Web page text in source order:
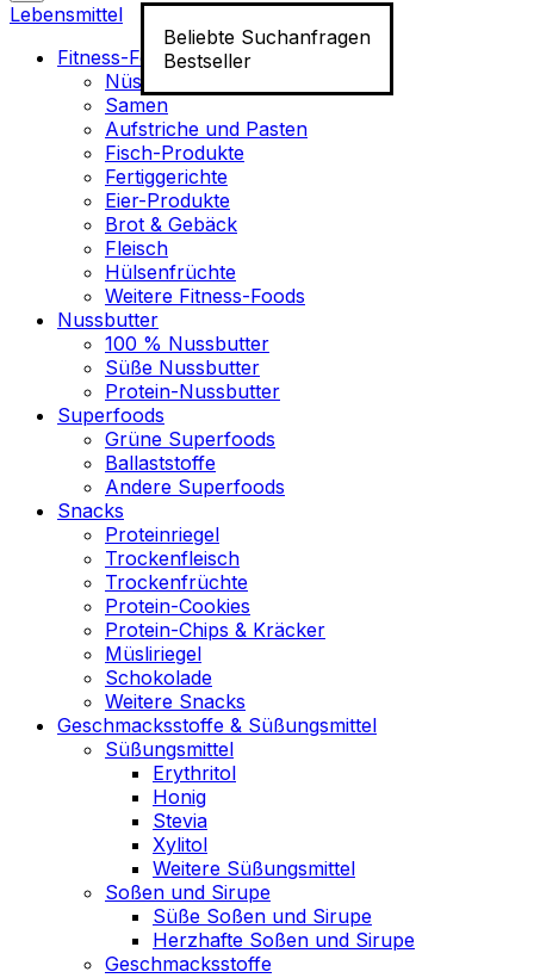
Beliebte Suchanfragen
Bestseller
Lebensmittel
Fitness-Food
Nüsse
Samen
Aufstriche und Pasten
Fisch-Produkte
Fertiggerichte
Eier-Produkte
Brot & Gebäck
Fleisch
Hülsenfrüchte
Weitere Fitness-Foods
Nussbutter
100 % Nussbutter
Süße Nussbutter
Protein-Nussbutter
Superfoods
Grüne Superfoods
Ballaststoffe
Andere Superfoods
Snacks
Proteinriegel
Trockenfleisch
Trockenfrüchte
Protein-Cookies
Protein-Chips & Kräcker
Müsliriegel
Schokolade
Weitere Snacks
Geschmacksstoffe & Süßungsmittel
Süßungsmittel
Erythritol
Honig
Stevia
Xylitol
Weitere Süßungsmittel
Soßen und Sirupe
Süße Soßen und Sirupe
Herzhafte Soßen und Sirupe
Geschmacksstoffe